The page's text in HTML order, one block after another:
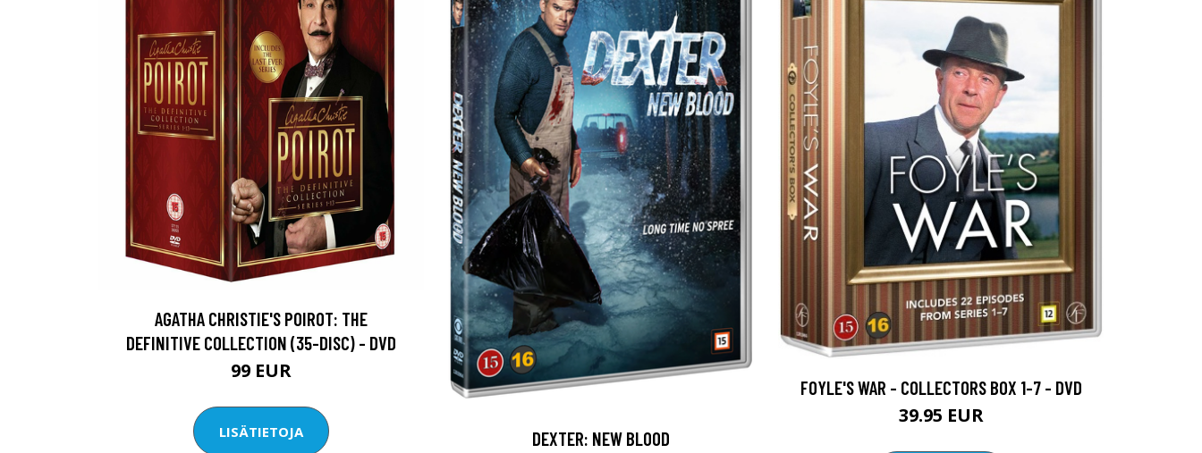
AGATHA CHRISTIE'S POIROT: THE
DEFINITIVE COLLECTION (35-DISC) - DVD
99 EUR
LISÄTIETOJA DEXTER: NEW BLOOD
FOYLE'S WAR - COLLECTORS BOX 1-7 - DVD
39.95 EUR